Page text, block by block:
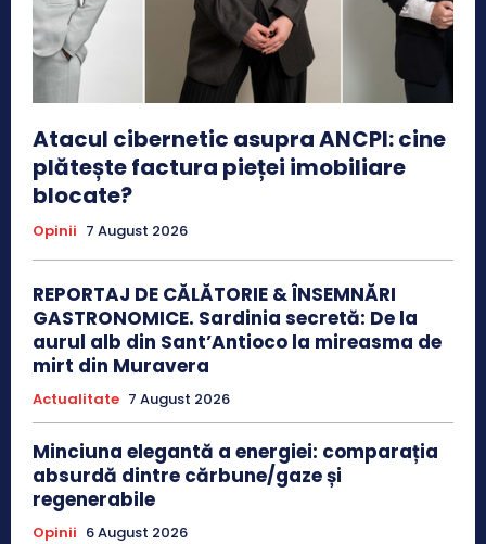
Atacul cibernetic asupra ANCPI: cine
plătește factura pieței imobiliare
blocate?
Opinii 7 August 2026
REPORTAJ DE CĂLĂTORIE & ÎNSEMNĂRI
GASTRONOMICE. Sardinia secretă: De la
aurul alb din Sant’Antioco la mireasma de
mirt din Muravera
Actualitate 7 August 2026
Minciuna elegantă a energiei: comparația
absurdă dintre cărbune/gaze și
regenerabile
Opinii 6 August 2026